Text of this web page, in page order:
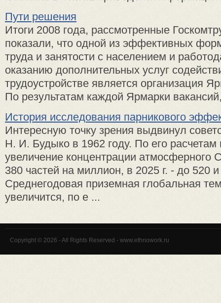
Пути решения
Итоги 2008 года, рассмотренные
показали, что одной из эффективных
труда и занятости с населением и
оказанию дополнительных услуг
трудоустройстве является организация
По результатам каждой Ярмарки
История исследования парникового
Интересную точку зрения выдвинул
Н. И. Будыко в 1962 году. По его расчетам
увеличение концентрации атмосферного
380 частей на миллион, в 2025 г. - до 520
Среднегодовая приземная глобальная
увеличится, по е ...
Copyright © 2026 - All Rights Reserved - www.ethnowork.ru